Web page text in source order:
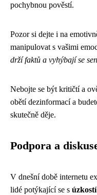
pochybnou pověstí.
Pozor si dejte i na
manipulovat s vašimi
drží faktů a vyhýbají se
Nebojte se být kritičtí a
obětí dezinformací a
skutečně děje.
Podpora a
V dnešní době internetu
lidé potýkající se s úzkostí